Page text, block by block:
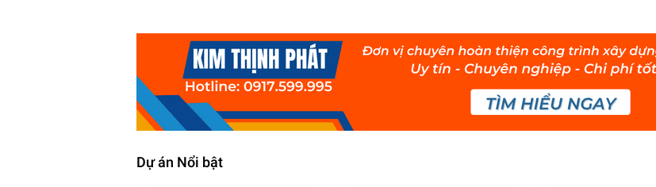
Dự án Nổi bật